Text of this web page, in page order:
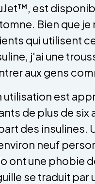
est
Bien que
qui utilisent
j'ai une
aux gens
utilisation est
de plus de six
des insulines.
neuf
ont une phobie
se traduit par